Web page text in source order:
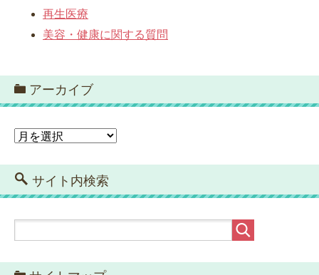
再生医療
美容・健康に関する質問
アーカイブ
ア
カ
イ
ブ
サイト内検索